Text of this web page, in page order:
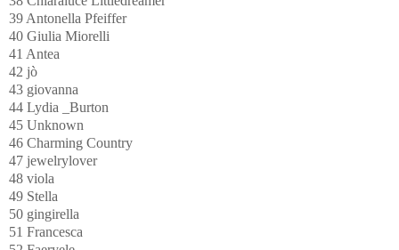
39 Antonella Pfeiffer
40 Giulia Miorelli
41 Antea
42 jò
43 giovanna
44 Lydia _Burton
45 Unknown
46 Charming Country
47 jewelrylover
48 viola
49 Stella
50 gingirella
51 Francesca